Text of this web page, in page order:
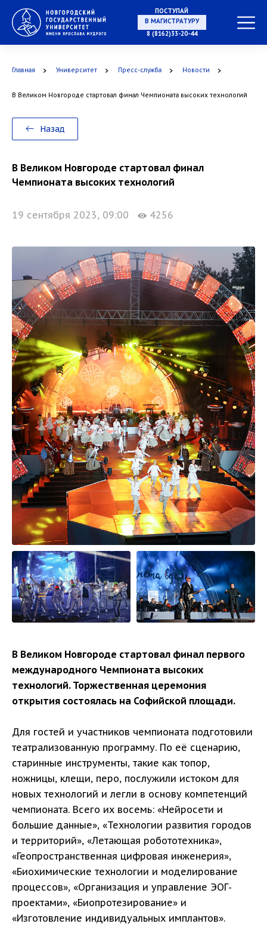
ПОСТУПАЙ
НА СПЕЦИАЛИТЕТ
В МАГИСТРАТУРУ
В АСПИРАНТУРУ
8 (8162)33-20-44
Главная Университет Пресс-служба Новости
В Великом Новгороде стартовал финал Чемпионата высоких технологий
Назад
В Великом Новгороде стартовал финал
Чемпионата высоких технологий
19 сентября 2023, 09:00 4256
В Великом Новгороде стартовал финал первого
международного Чемпионата высоких
технологий. Торжественная церемония
открытия состоялась на Софийской площади.
Для гостей и участников чемпионата подготовили
театрализованную программу. По её сценарию,
старинные инструменты, такие как топор,
ножницы, клещи, перо, послужили истоком для
новых технологий и легли в основу компетенций
чемпионата. Всего их восемь: «Нейросети и
большие данные», «Технологии развития городов
и территорий», «Летающая робототехника»,
«Геопространственная цифровая инженерия»,
«Биохимические технологии и моделирование
процессов», «Организация и управление ЭОГ-
проектами», «Биопротезирование» и
«Изготовление индивидуальных имплантов».